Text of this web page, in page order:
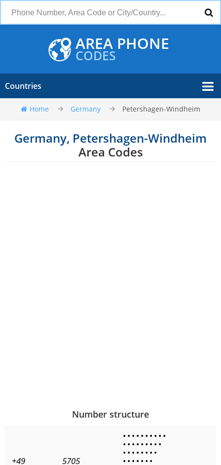
AREA PHONE
CODES
Countries
Home Germany Petershagen-Windheim
Germany, Petershagen-Windheim
Area Codes
Number structure
+49 5705
• • • • • • • • • •
• • • • • • • • •
• • • • • • • •
• • • • • • •